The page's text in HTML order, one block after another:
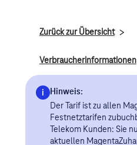
Zurück zur Übersicht
Verbraucherinformationen